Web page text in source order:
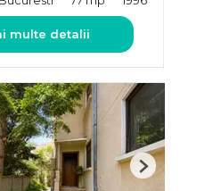
multe detalii
Next